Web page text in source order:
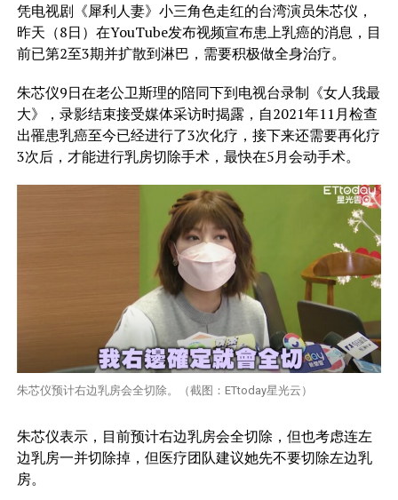
凭电视剧《犀利人妻》小三角色走红的台湾演员朱芯仪，
昨天（8日）在YouTube发布视频宣布患上乳癌的消息，目
前已第2至3期并扩散到淋巴，需要积极做全身治疗。
朱芯仪9日在老公卫斯理的陪同下到电视台录制《女人我最
大》，录影结束接受媒体采访时揭露，自2021年11月检查
出罹患乳癌至今已经进行了3次化疗，接下来还需要再化疗
3次后，才能进行乳房切除手术，最快在5月会动手术。
朱芯仪预计右边乳房会全切除。（截图：ETtoday星光云）
朱芯仪表示，目前预计右边乳房会全切除，但也考虑连左
边乳房一并切除掉，但医疗团队建议她先不要切除左边乳
房。